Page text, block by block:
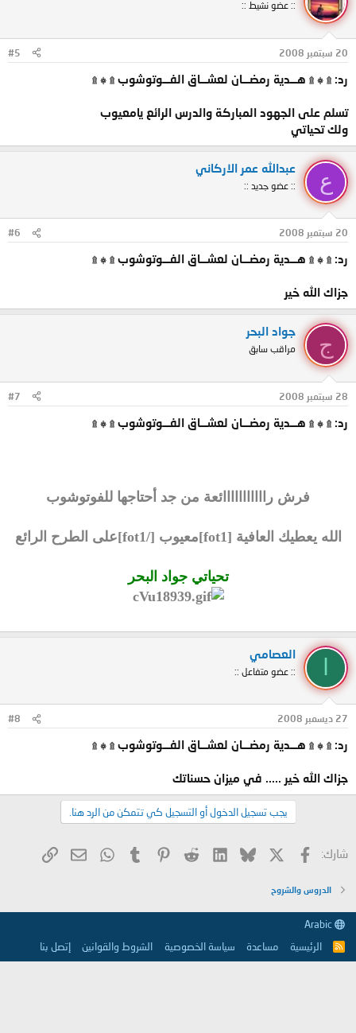
:: عضو نشيط ::
20 سبتمبر 2008 #5
رد: ۩ ۞ ۩ هـــدية رمضـــان لعشـــاق الفـــوتوشوب ۩ ۞ ۩
تسلم على الجهود المباركة والدرس الرائع يامعيوب
ولك تحياتي
ع
عبدالله عمر الاركاني
:: عضو جديد ::
20 سبتمبر 2008 #6
رد: ۩ ۞ ۩ هـــدية رمضـــان لعشـــاق الفـــوتوشوب ۩ ۞ ۩
جزاك الله خير
ج
جواد البحر
مراقب سابق
28 سبتمبر 2008 #7
رد: ۩ ۞ ۩ هـــدية رمضـــان لعشـــاق الفـــوتوشوب ۩ ۞ ۩
فرش رااااااااااائعة من جد أحتاجها للفوتوشوب
الله يعطيك العافية [fot1]معيوب [/fot1]على الطرح الرائع
تحياتي جواد البحر
العصامي
:: عضو متفاعل ::
27 ديسمبر 2008 #8
رد: ۩ ۞ ۩ هـــدية رمضـــان لعشـــاق الفـــوتوشوب ۩ ۞ ۩
جزاك الله خير ..... في ميزان حسناتك
يجب تسجيل الدخول أو التسجيل كي تتمكن من الرد هنا.
شارك: فيسبوك Bluesky
LinkedIn
Reddit
Pinterest
Tumblr
WhatsApp
البريد
الدروس والشروح
R
الرئيسية مساعدة سياسة الخصوصية الشروط والقوانين إتصل بنا